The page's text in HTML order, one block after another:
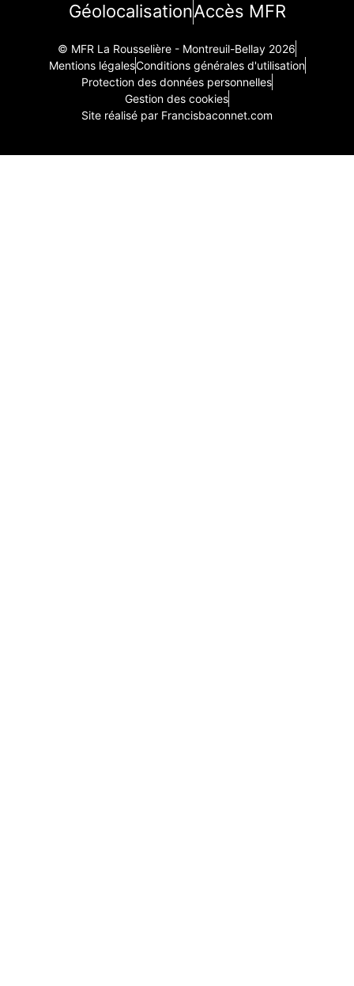
GéolocalisationAccès MFR
© MFR La Rousselière - Montreuil-Bellay 2026
Mentions légalesConditions générales d'utilisation
Protection des données personnelles
Gestion des cookies
Site réalisé par Francisbaconnet.com